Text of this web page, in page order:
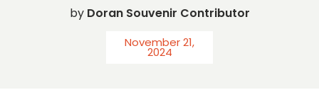
by Doran Souvenir Contributor
November 21,
2024